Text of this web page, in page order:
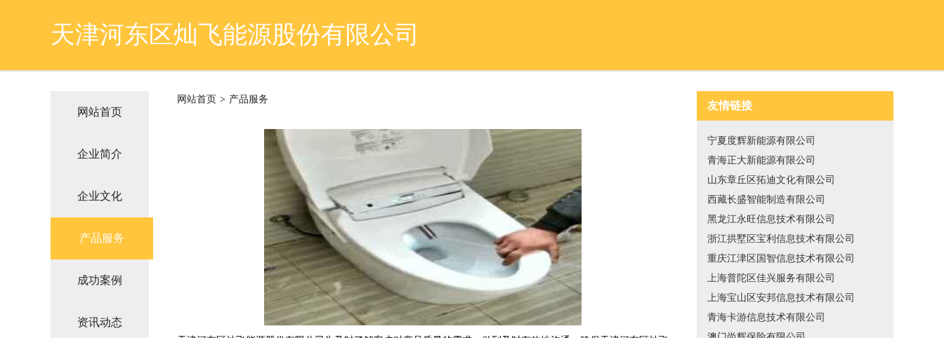
天津河东区灿飞能源股份有限公司
网站首页
企业简介
企业文化
产品服务
成功案例
资讯动态
网站首页 > 产品服务
友情链接
宁夏度辉新能源有限公司
青海正大新能源有限公司
山东章丘区拓迪文化有限公司
西藏长盛智能制造有限公司
黑龙江永旺信息技术有限公司
浙江拱墅区宝利信息技术有限公司
重庆江津区国智信息技术有限公司
上海普陀区佳兴服务有限公司
上海宝山区安邦信息技术有限公司
青海卡游信息技术有限公司